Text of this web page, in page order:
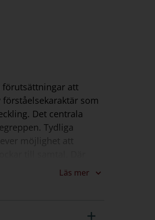
förutsättningar att
som
Det centrala
Tydliga
möjlighet att
Läs mer